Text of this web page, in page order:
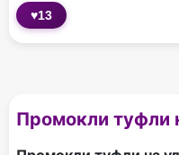
♥13
Промокли туфли